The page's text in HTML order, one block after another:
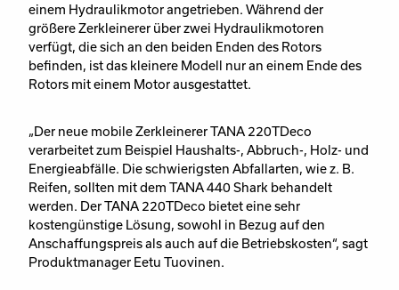
einem Hydraulikmotor angetrieben. Während der
größere Zerkleinerer über zwei Hydraulikmotoren
verfügt, die sich an den beiden Enden des Rotors
befinden, ist das kleinere Modell nur an einem Ende des
Rotors mit einem Motor ausgestattet.
„Der neue mobile Zerkleinerer TANA 220TDeco
verarbeitet zum Beispiel Haushalts-, Abbruch-, Holz- und
Energieabfälle. Die schwierigsten Abfallarten, wie z. B.
Reifen, sollten mit dem TANA 440 Shark behandelt
werden. Der TANA 220TDeco bietet eine sehr
kostengünstige Lösung, sowohl in Bezug auf den
Anschaffungspreis als auch auf die Betriebskosten“, sagt
Produktmanager Eetu Tuovinen.